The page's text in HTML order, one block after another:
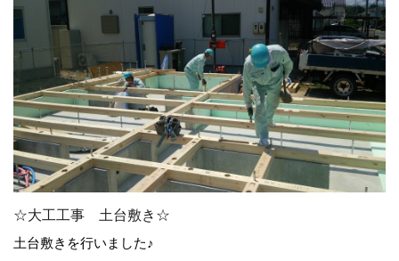
☆大工工事 土台敷き☆
土台敷きを行いました♪